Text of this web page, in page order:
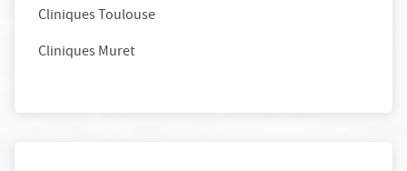
Cliniques Toulouse
Cliniques Muret